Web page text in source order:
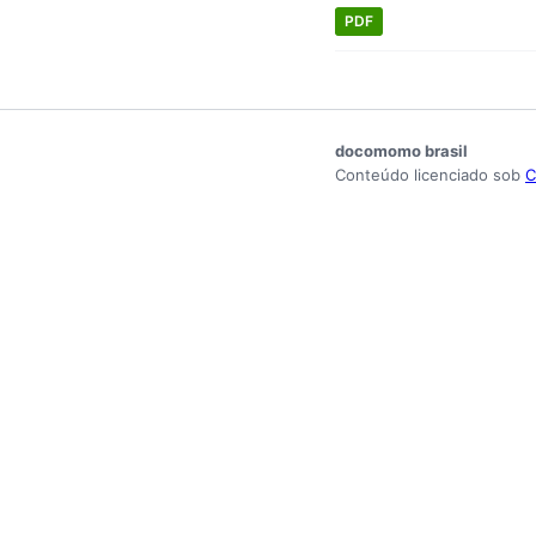
PDF
docomomo brasil
Conteúdo licenciado sob